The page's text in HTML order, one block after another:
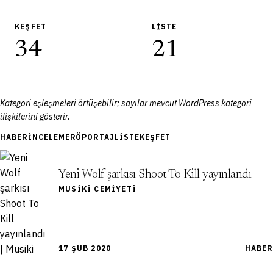
KEŞFET
34
LISTE
21
Kategori eşleşmeleri örtüşebilir; sayılar mevcut WordPress kategori
ilişkilerini gösterir.
HABER İNCELEMERÖPORTAJ LISTEKEŞFET
17 ŞUB 2020
Yeni Wolf şarkısı Shoot To Kill yayınlandı
MUSIKI CEMIYETI
HABER